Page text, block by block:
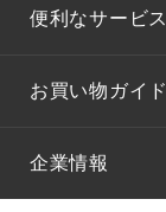
便利なサービ
お買い物ガイド
企業情報